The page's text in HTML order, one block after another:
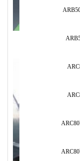
ARB50
ARC80
ARC80